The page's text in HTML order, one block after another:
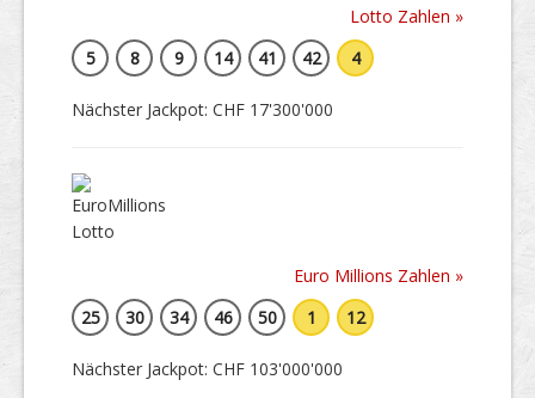
Lotto Zahlen »
5
8 9 14 41 42 4
Nächster Jackpot: CHF 17'300'000
Euro Millions Zahlen »
25
30 34 46 50 1 12
Nächster Jackpot: CHF 103'000'000